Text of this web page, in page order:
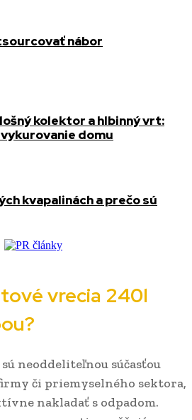
nábor
kolektor a hlbinný vrt:
domu
kvapalinách a prečo sú
vrecia 240l
neoddeliteľnou súčasťou
či priemyselného sektora,
nakladať s odpadom.